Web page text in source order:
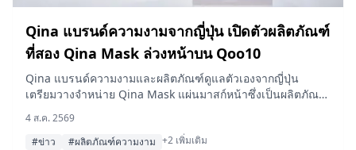
Qina แบรนด์ความงามจากญี่ปุ่น เปิดตัวผลิตภัณฑ์
ที่สอง Qina Mask ล่วงหน้าบน Qoo10
Qina แบรนด์ความงามและผลิตภัณฑ์ดูแลตัวเองจากญี่ปุ่น
เตรียมวางจำหน่าย Qina Mask แผ่นมาสก์หน้าซึ่งเป็นผลิตภัณฑ์
2026 พร้อมแคมเปญ "Mega Debut" ของ Qoo10 ที่มาพร้อม
ราคาพิเศษเฉพาะช่วงเวลาและของสมนาคุณจากการไลฟ์สด
4 ส.ค. 2569
#ข่าว
#ผลิตภัณฑ์ความงาม +2 เพิ่มเติม